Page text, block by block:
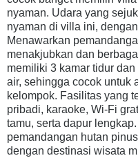
nyaman. Udara yang
nyaman di villa ini,
Menawarkan
menakjubkan dan
memiliki 3 kamar tidur
air, sehingga cocok untuk
kelompok. Fasilitas yang
pribadi, karaoke, Wi-Fi
tamu, serta dapur lengkap.
pemandangan hutan
dengan destinasi wisata